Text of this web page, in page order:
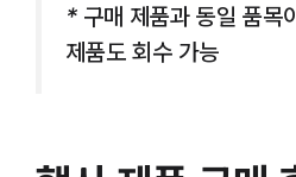
* 구매 제품과 동일 품목
제품도 회수 가능